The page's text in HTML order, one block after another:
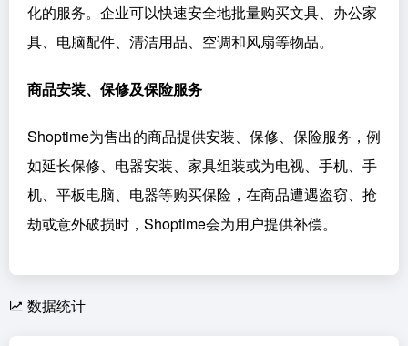
化的服务。企业可以快速安全地批量购买文具、办公家
具、电脑配件、清洁用品、空调和风扇等物品。
商品安装、保修及保险服务
Shoptime为售出的商品提供安装、保修、保险服务，例
如延长保修、电器安装、家具组装或为电视、手机、手
机、平板电脑、电器等购买保险，在商品遭遇盗窃、抢
劫或意外破损时，Shoptime会为用户提供补偿。
数据统计